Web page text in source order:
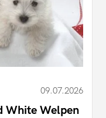
09.07.2026
White Welpen